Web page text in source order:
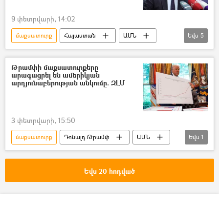
9 փետրվարի, 14:02
մաքսատուրք Հայաստան
ԱՄՆ
Իրանի Իսլամական Հանրապետություն
Գևորգ Պապոյան
Թրամփի ուղի (TRIPP)
Ջեյ Դի Վենս
Ջեյմս Դեյվիդ Վենս
Եվս 5
Թրամփի մաքսատուրքերը
արագացրել են ամերիկյան
արդյունաբերության անկումը. ԶԼՄ
3 փետրվարի, 15:50
մաքսատուրք Դոնալդ Թրամփ
ԱՄՆ
արդյունաբերություն
Եվս 1
Եվս 20 հոդված